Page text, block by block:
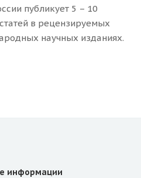
публикует 5 – 10
в рецензируемых
научных изданиях.
информации